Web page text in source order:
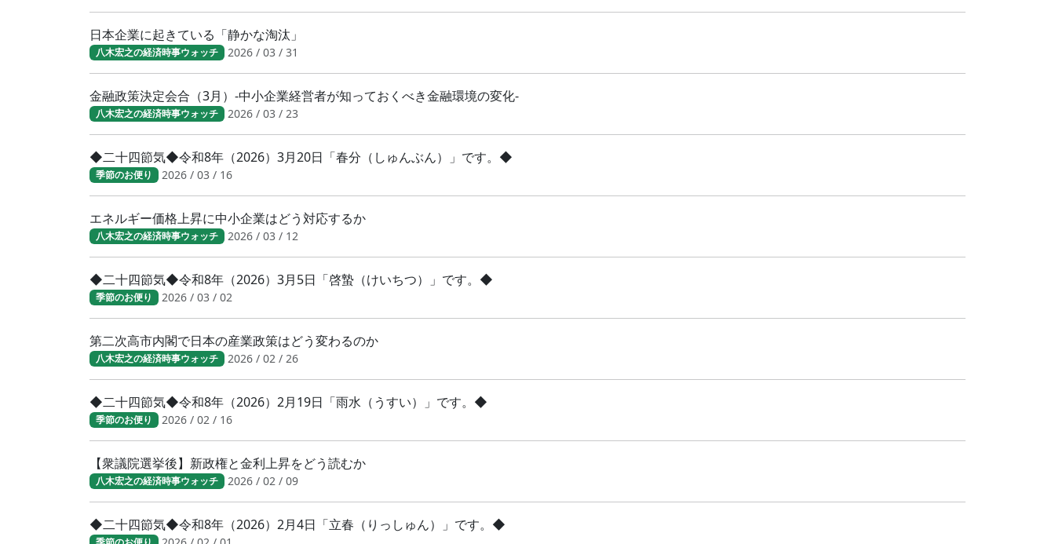
日本企業に起きている「静かな淘汰」
八木宏之の経済時事ウォッチ 2026 / 03 / 31
金融政策決定会合（3月）-中小企業経営者が知っておくべき金融環境の変化-
八木宏之の経済時事ウォッチ 2026 / 03 / 23
◆二十四節気◆令和8年（2026）3月20日「春分（しゅんぶん）」です。◆
季節のお便り 2026 / 03 / 16
エネルギー価格上昇に中小企業はどう対応するか
八木宏之の経済時事ウォッチ 2026 / 03 / 12
◆二十四節気◆令和8年（2026）3月5日「啓蟄（けいちつ）」です。◆
季節のお便り 2026 / 03 / 02
第二次高市内閣で日本の産業政策はどう変わるのか
八木宏之の経済時事ウォッチ 2026 / 02 / 26
◆二十四節気◆令和8年（2026）2月19日「雨水（うすい）」です。◆
季節のお便り 2026 / 02 / 16
【衆議院選挙後】新政権と金利上昇をどう読むか
八木宏之の経済時事ウォッチ 2026 / 02 / 09
◆二十四節気◆令和8年（2026）2月4日「立春（りっしゅん）」です。◆